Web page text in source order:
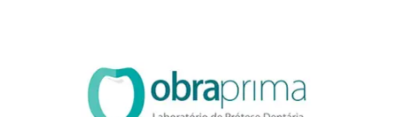
ORDEM DE SERVIÇO